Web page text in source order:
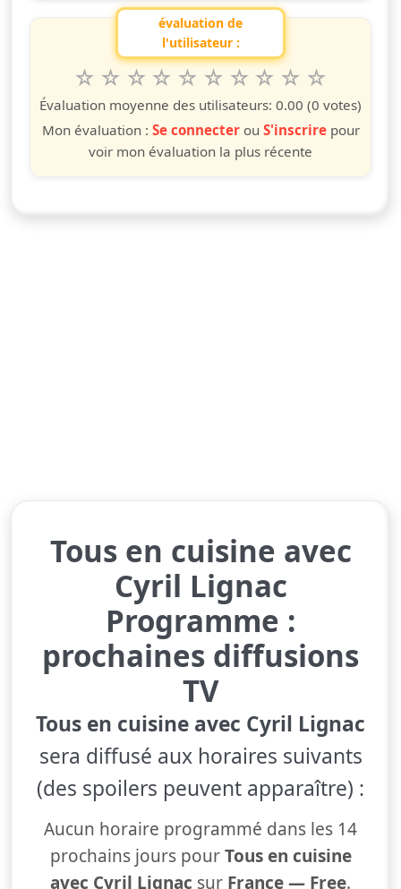
évaluation de
l'utilisateur :
questo spettacolo da 1 a 10 étoiles
10
étoiles
9
étoiles
8
étoiles
7
étoiles
6
étoiles
5
étoiles
4
étoiles
3
étoiles
2
étoiles
étoile
Évaluation moyenne des utilisateurs: 0.00 (0 votes)
Mon évaluation : Se connecterou S'inscrirepour
voir mon évaluation la plus récente
Tous en cuisine avec
Cyril Lignac
Programme :
prochaines diffusions
TV
Tous en cuisine avec Cyril Lignac
sera diffusé aux horaires suivants
(des spoilers peuvent apparaître) :
Aucun horaire programmé dans les 14
prochains jours pourTous en cuisine
avec Cyril Lignac sur France — Free.